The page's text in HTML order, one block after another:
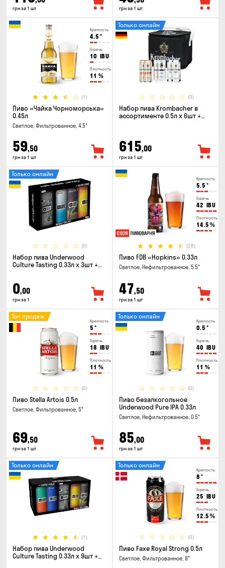
грн за 1 шт грн за 1 шт
Крепость
4.5 °
Горечь
10 IBU
Плотность
11 %
(1)
Пиво «Чайка Чорноморська»
0.45л
Светлое, Фильтрованное, 4.5°
59,50
грн за 1 шт
(0)
Только онлайн
Набор пива Krombacher в
ассортименте 0.5л х 6шт +
615,00
грн за 1 шт
(0)
Только онлайн
Набор пива Underwood
Culture Tasting 0.33л x 3шт +
0,00
грн за 1
Крепость
5.5 °
Горечь
42 IBU
Плотность
14.5 %
(28)
Пиво FDB «Hopkins» 0.33л
Светлое, Нефильтрованное, 5.5°
47,50
грн за 1 шт
Крепость
5 °
Горечь
18 IBU
Плотность
11 %
(0)
Топ продаж
Пиво Stella Artois 0.5л
Светлое, Фильтрованное, 5°
69,50
грн за 1 шт
Крепость
0.5 °
Горечь
40 IBU
Плотность
11 %
(0)
Только онлайн
Пиво безалкогольное
Underwood Pure IPA 0.33л
Светлое, Нефильтрованное, 0.5°
85,00
грн за 1 шт
(1)
Только онлайн
Набор пива Underwood
Culture Tasting 0.33л x 9шт +
Крепость
8 °
Горечь
25 IBU
Плотность
12.5 %
(0)
Только онлайн
Пиво Faxe Royal Strong 0.5л
Светлое, Фильтрованное, 8°